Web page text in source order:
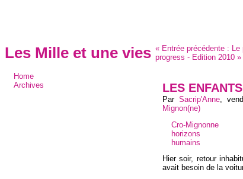
Les Mille et une vies
Home
Archives
« Entrée précédente :
progress - Edition 2010 »
LES
Par Sacrip'Anne,
Mignon(ne)
Cro-Mignonne
horizons
humains
Hier soir, retour
avait besoin de la